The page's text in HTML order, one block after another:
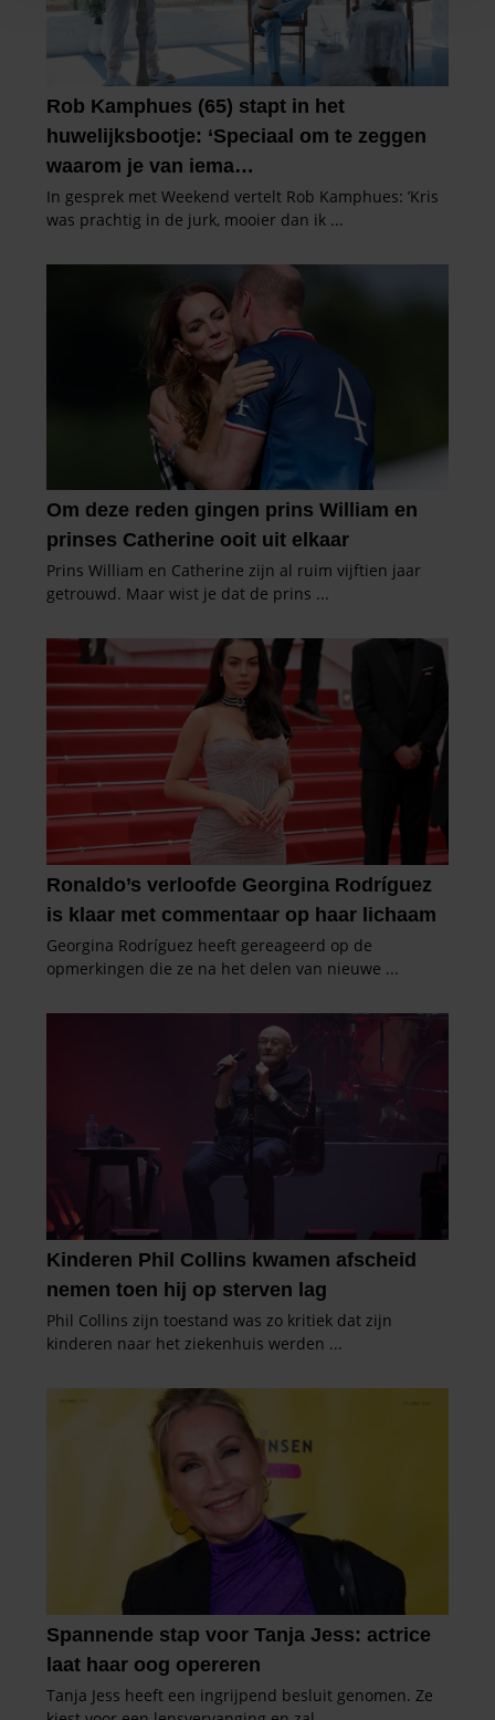
en om ons websiteverkeer te analyseren. Ook delen we
informatie over uw gebruik van onze site met onze
partners voor social media, adverteren en analyse. Deze
partners kunnen deze gegevens combineren met andere
informatie die u aan ze heeft verstrekt of die ze hebben
verzameld op basis van uw gebruik van hun services. U
gaat akkoord met onze cookies als u onze website blijft
gebruiken.